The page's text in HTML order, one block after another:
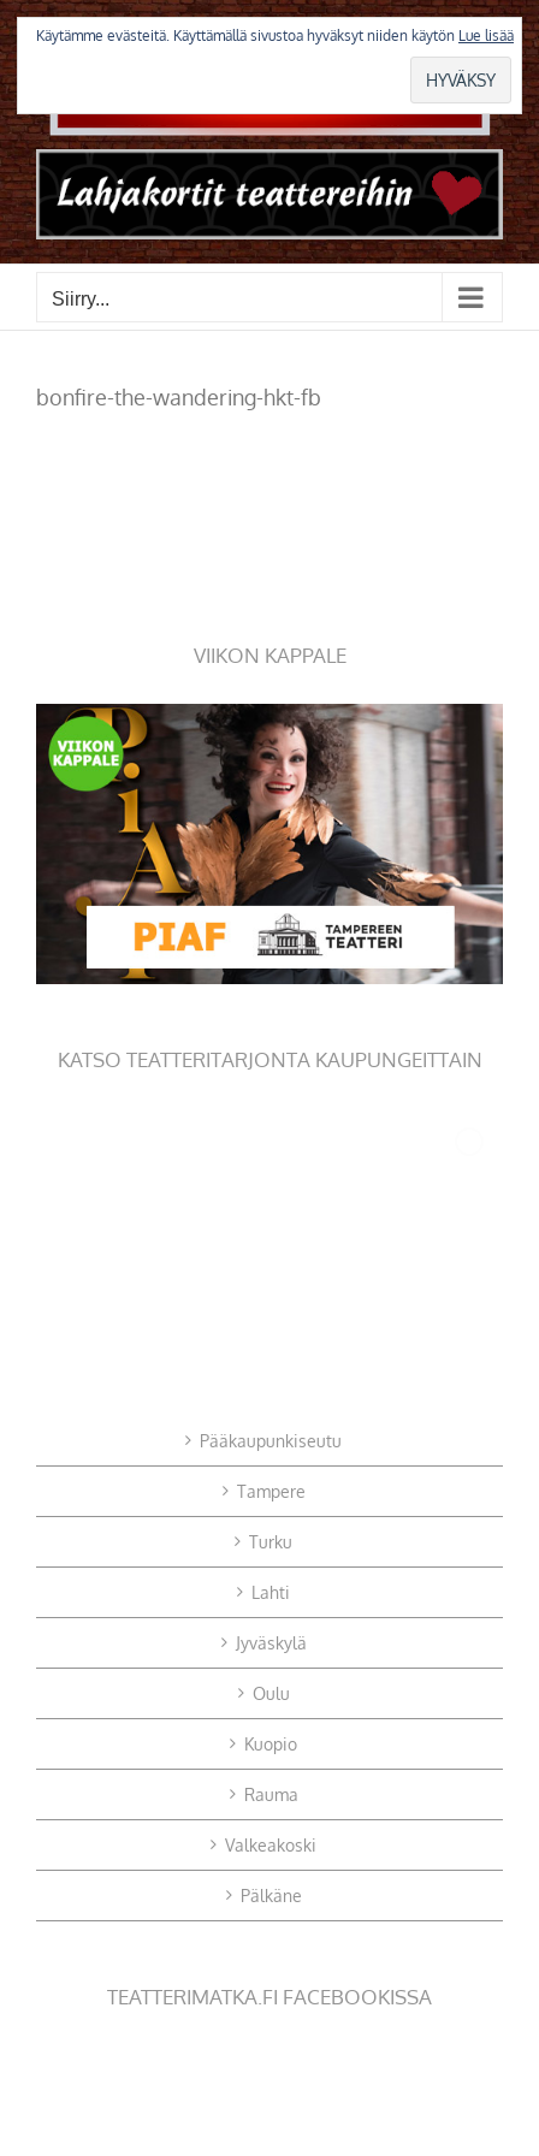
Skip
to
content
Siirry...
bonfire-the-wandering-hkt-fb
VIIKON KAPPALE
KATSO TEATTERITARJONTA KAUPUNGEITTAIN
Pääkaupunkiseutu
Tampere
Turku
Lahti
Jyväskylä
Oulu
Kuopio
Rauma
Valkeakoski
Pälkäne
TEATTERIMATKA.FI FACEBOOKISSA
Käytämme evästeitä. Käyttämällä sivustoa hyväksyt niiden käytön Lue lisää